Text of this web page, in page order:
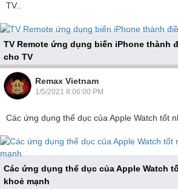
TV..
TV Remote ứng dụng biến iPhone thành
cho TV
TV Remote ứng dụng biến iPhone thành điều khiển
Remax Vietnam
1/5/2021 8:06:00 PM
Các ứng dụng thể dục của Apple Watch tốt
Các ứng dụng thể dục của Apple Watch
khoẻ mạnh